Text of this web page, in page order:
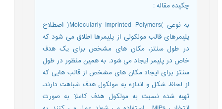
چکیده مقاله:
به نوعی )Molecularly Imprinted Polymers( اصطلاح
پلیمرهای قالب مولکولی از پلیمرها اطلاق می شود که
در طول سنتز، مکان های مشخص برای یک هدف
خاص در پلیمر ایجاد می شود. به همین منظور در طول
سنتز برای ایجاد مکان های مشخص از قالب هایی که
از لحاظ شکل و اندازه به مولکول هدف شباهت دارند،
تهیه شده نسبت به مولکول هدف کاملا به صورت